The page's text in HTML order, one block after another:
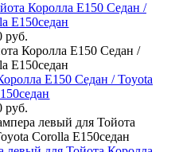
Королла Е150 Седан /
E150седан
руб.
Е150 Седан / Toyota
руб.